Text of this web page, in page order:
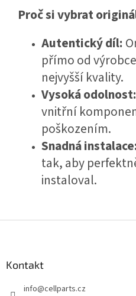
Proč si vybrat
Autentický díl:
přímo od
nejvyšší kvality.
Vysoká odolnost:
vnitřní
poškozením.
Snadná instalace:
tak, aby
instaloval.
Kontakt
info@cellparts.cz